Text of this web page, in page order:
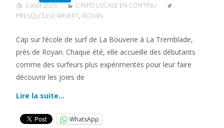
3 août 2026
L'INFO LOCALE EN CONTINU
PRESQU'ÎLE D'ARVERT, ROYAN
Cap sur l’école de surf de La Bouverie à La Tremblade,
près de Royan. Chaque été, elle accueille des débutants
comme des surfeurs plus expérimentés pour leur faire
découvrir les joies de
Lire la suite…
WhatsApp